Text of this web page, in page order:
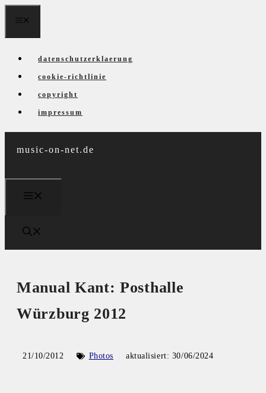
datenschutzerklaerung
cookie-richtlinie
copyright
impressum
music-on-net.de
Manual Kant: Posthalle
Würzburg 2012
21/10/2012 Photos aktualisiert: 30/06/2024